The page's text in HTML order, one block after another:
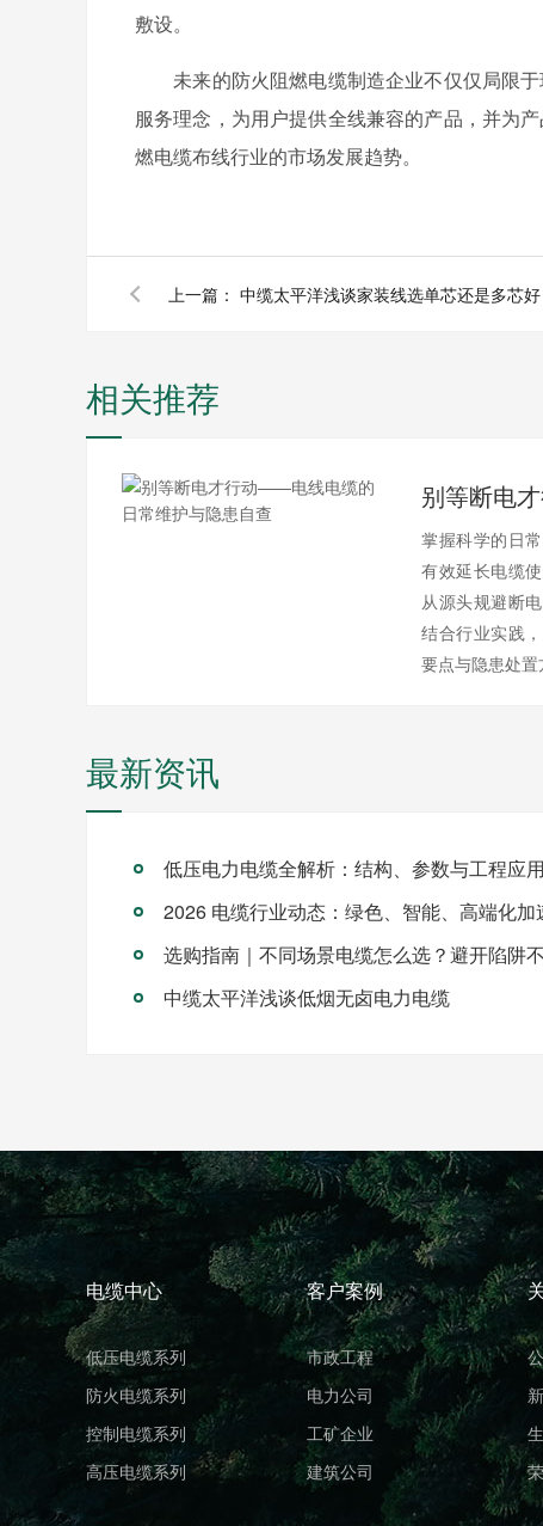
敷设。
未来的防火阻燃电缆制造企业不仅仅局限于
服务理念，为用户提供全线兼容的产品，并为
燃电缆布线行业的市场发展趋势。
上一篇： 中缆太平洋浅谈家装线选单芯还是多芯好
相关推荐
掌握科学的日
有效延长电缆
从源头规避断
结合行业实践
要点与隐患处置
最新资讯
低压电力电缆全解析：结构、参数与工程应用
2026 电缆行业动态：绿色、智能、高端化加
选购指南｜不同场景电缆怎么选？避开陷阱
中缆太平洋浅谈低烟无卤电力电缆
电缆中心
低压电缆系列
防火电缆系列
控制电缆系列
高压电缆系列
客户案例
市政工程
电力公司
工矿企业
建筑公司